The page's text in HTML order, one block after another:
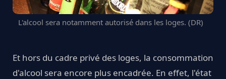
L'alcool sera notamment autorisé dans les loges. (DR)
Et hors du cadre privé des loges, la consommation
d'alcool sera encore plus encadrée. En effet, l'état